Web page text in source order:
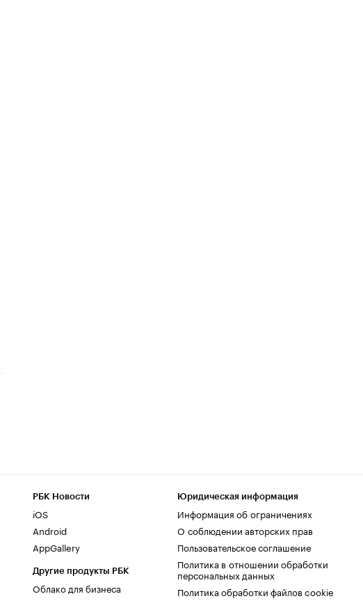
РБК Новости
iOS
Android
AppGallery
Другие продукты РБК
Облако для бизнеса
Юридическая информация
Информация об ограничениях
О соблюдении авторских прав
Пользовательское соглашение
Политика в отношении обработки
персональных данных
Политика обработки файлов cookie